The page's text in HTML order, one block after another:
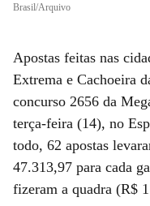
Brasil/Arquivo
Apostas feitas nas
Extrema e Cachoeira
concurso 2656 da
terça-feira (14), no
todo, 62 apostas
47.313,97 para cada
fizeram a quadra (R$